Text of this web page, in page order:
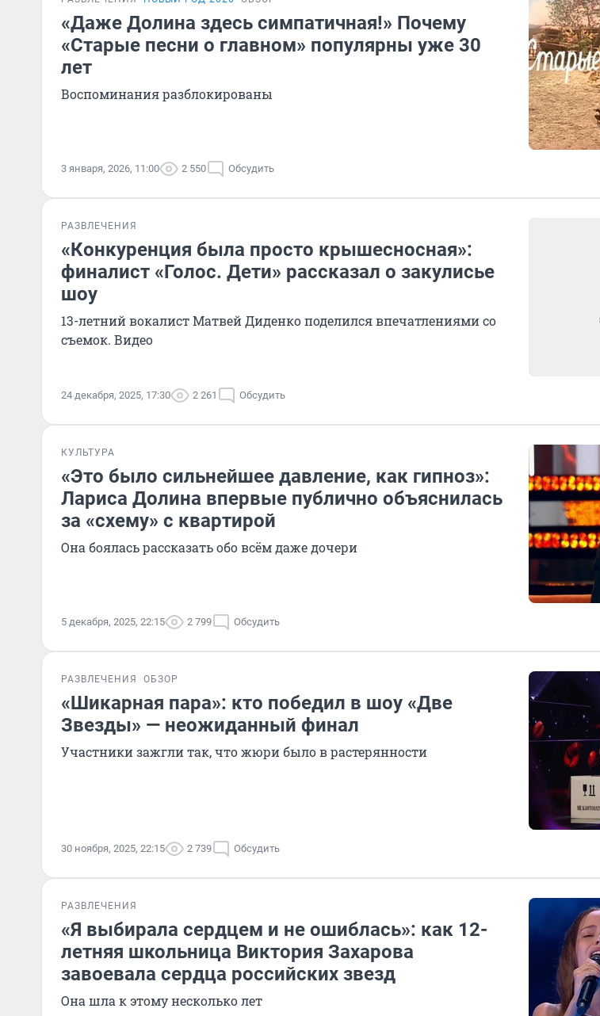
«Даже Долина здесь симпатичная!» Почему
«Старые песни о главном» популярны уже 30
лет
Воспоминания разблокированы
3 января, 2026, 11:00 2 550 Обсудить
РАЗВЛЕЧЕНИЯ
«Конкуренция была просто крышесносная»:
финалист «Голос. Дети» рассказал о закулисье
шоу
13-летний вокалист Матвей Диденко поделился впечатлениями со
съемок. Видео
24 декабря, 2025, 17:30 2 261 Обсудить
КУЛЬТУРА
«Это было сильнейшее давление, как гипноз»:
Лариса Долина впервые публично объяснилась
за «схему» с квартирой
Она боялась рассказать обо всём даже дочери
5 декабря, 2025, 22:15 2 799 Обсудить
РАЗВЛЕЧЕНИЯ ОБЗОР
«Шикарная пара»: кто победил в шоу «Две
Звезды» — неожиданный финал
Участники зажгли так, что жюри было в растерянности
30 ноября, 2025, 22:15 2 739 Обсудить
РАЗВЛЕЧЕНИЯ
«Я выбирала сердцем и не ошиблась»: как 12-
летняя школьница Виктория Захарова
завоевала сердца российских звезд
Она шла к этому несколько лет